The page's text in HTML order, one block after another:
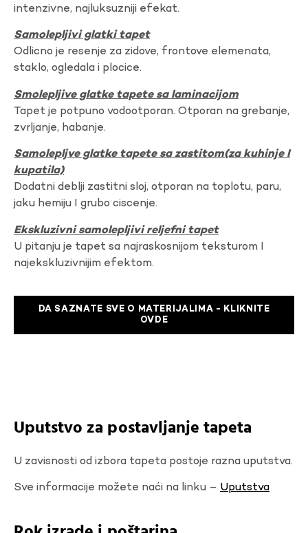
intenzivne, najluksuzniji efekat.
Samolepljivi glatki tapet
Odlicno je resenje za zidove, frontove elemenata,
staklo, ogledala i plocice.
Smolepljive glatke tapete sa laminacijom
Tapet je potpuno vodootporan. Otporan na grebanje,
zvrljanje, habanje.
Samolepljve glatke tapete sa zastitom(za kuhinje I
kupatila)
Dodatni deblji zastitni sloj, otporan na toplotu, paru,
jaku hemiju I grubo ciscenje.
Ekskluzivni samolepljivi reljefni tapet
U pitanju je tapet sa najraskosnijom teksturom I
najekskluzivnijim efektom.
DA SAZNATE SVE O MATERIJALIMA - KLIKNITE
OVDE
Uputstvo za postavljanje tapeta
U zavisnosti od izbora tapeta postoje razna uputstva.
Sve informacije možete naći na linku – Uputstva